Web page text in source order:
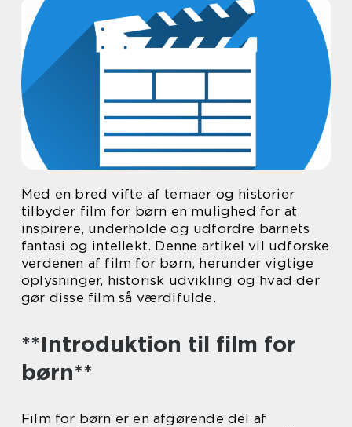
Med en bred vifte af temaer og historier
tilbyder film for børn en mulighed for at
inspirere, underholde og udfordre barnets
fantasi og intellekt. Denne artikel vil udforske
verdenen af film for børn, herunder vigtige
oplysninger, historisk udvikling og hvad der
gør disse film så værdifulde.
**Introduktion til film for
børn**
Film for børn er en afgørende del af